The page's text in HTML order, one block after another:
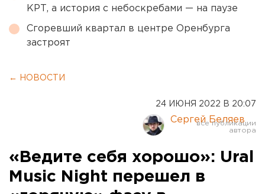
КРТ, а история с небоскребами — на паузе
Сгоревший квартал в центре Оренбурга
застроят
← НОВОСТИ
24 ИЮНЯ 2022 В 20:07
Сергей Беляев
«Ведите себя хорошо»: Ural
Music Night перешел в